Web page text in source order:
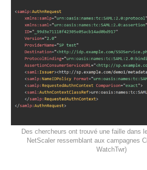
Des chercheurs ont trouvé une faille dans
NetScaler ressemblant aux campagnes
WatchTwr)